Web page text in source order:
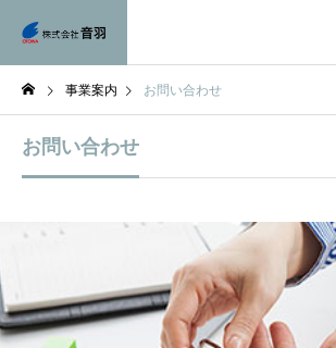
事業案内 お問い合わせ
お問い合わせ